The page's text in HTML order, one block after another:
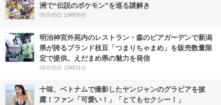
洲で“伝説のポケモン”を巡る謎解き
08月05日 15時55分
明治神宮外苑内のレストラン・森のビアガーデンで新潟
県が誇るブランド枝豆「つまりちゃまめ」を販売数量限
定で提供。えだまめ県の魅力を発信
08月05日 15時51分
十味、ベトナムで撮影したヤンジャンのグラビアを披
露！ファン「可愛い！」「とてもセクシー！」